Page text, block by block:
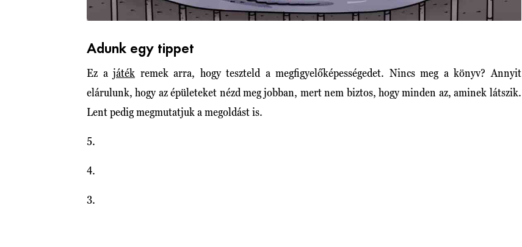
Adunk egy tippet
Ez ajáték remek arra, hogy teszteld a megfigyelőképességedet. Nincs meg a könyv? Annyit
elárulunk, hogy az épületeket nézd meg jobban, mert nem biztos, hogy minden az, aminek látszik.
Lent pedig megmutatjuk a megoldást is.
5.
4.
3.